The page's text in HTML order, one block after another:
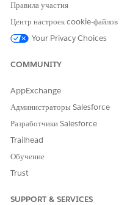
Usage & Digital Wallet
Номер статьи базы знаний
005318932
ЭТА СТАТЬЯ
Оставьте свой отзыв,
Правила участия
Центр настроек cookie-файлов
Your Privacy Choices
COMMUNITY
AppExchange
Администраторы Salesforce
Разработчики Salesforce
Trailhead
Обучение
Trust
SUPPORT & SERVICES